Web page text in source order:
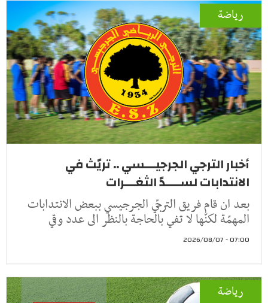
رياضة
أخبار الترجي الجرجيـــسي .. تريّث في
الانتدابات لســــدّ الثغـــرات
بعد ان قام فريق الترجّي الجرجيسي ببعض الانتدابات
المهمّة لكنّها لا تفي بالحاجة بالنظر الى عدد وقي
07:00 - 2026/08/07
رياضة